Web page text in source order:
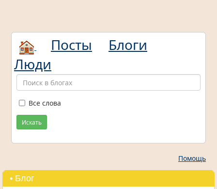
Посты
Блоги
Люди
Все слова
Искать
Помощь
• Блог